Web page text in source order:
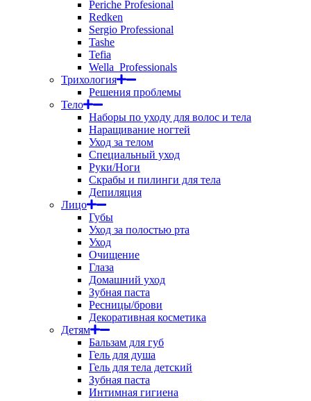
Periche Profesional
Redken
Sergio Professional
Tashe
Tefia
Wella_Professionals
Трихология
Решения проблемы
Тело
Наборы по уходу для волос и тела
Наращивание ногтей
Уход за телом
Специальный уход
Руки/Ноги
Скрабы и пилинги для тела
Депиляция
Лицо
Губы
Уход за полостью рта
Уход
Очищение
Глаза
Домашний уход
Зубная паста
Ресницы/брови
Декоративная косметика
Детям
Бальзам для губ
Гель для душа
Гель для тела детский
Зубная паста
Интимная гигиена